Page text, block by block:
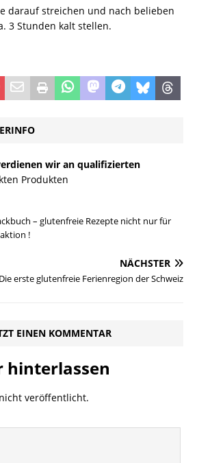
darauf streichen und nach belieben
3 Stunden kalt stellen.
wir an qualifizierten
Produkten
– glutenfreie Rezepte nicht nur für
!
NÄCHSTER
erste glutenfreie Ferienregion der Schweiz
EINEN KOMMENTAR
hinterlassen
veröffentlicht.